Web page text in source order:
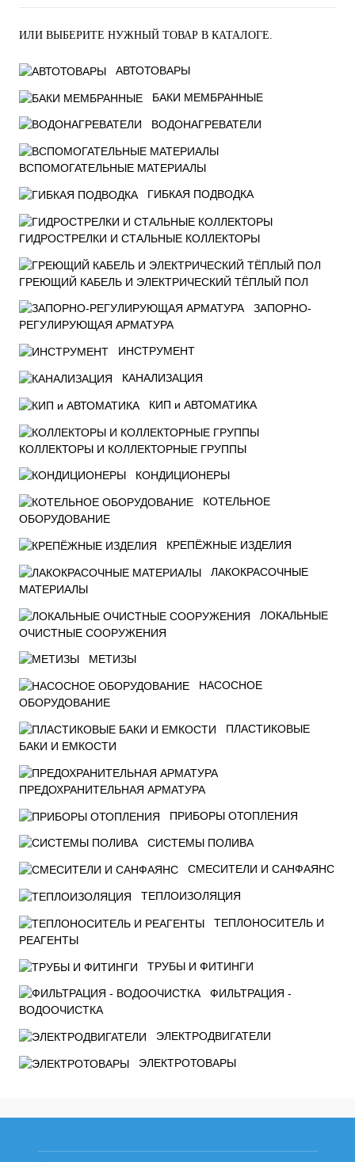
ИЛИ ВЫБЕРИТЕ НУЖНЫЙ ТОВАР В КАТАЛОГЕ.
АВТОТОВАРЫ
БАКИ МЕМБРАННЫЕ
ВОДОНАГРЕВАТЕЛИ
ВСПОМОГАТЕЛЬНЫЕ МАТЕРИАЛЫ
ГИБКАЯ ПОДВОДКА
ГИДРОСТРЕЛКИ И СТАЛЬНЫЕ КОЛЛЕКТОРЫ
ГРЕЮЩИЙ КАБЕЛЬ И ЭЛЕКТРИЧЕСКИЙ ТЁПЛЫЙ ПОЛ
ЗАПОРНО-
РЕГУЛИРУЮЩАЯ АРМАТУРА
ИНСТРУМЕНТ
КАНАЛИЗАЦИЯ
КИП и АВТОМАТИКА
КОЛЛЕКТОРЫ И КОЛЛЕКТОРНЫЕ ГРУППЫ
КОНДИЦИОНЕРЫ
КОТЕЛЬНОЕ
ОБОРУДОВАНИЕ
КРЕПЁЖНЫЕ ИЗДЕЛИЯ
ЛАКОКРАСОЧНЫЕ
МАТЕРИАЛЫ
ЛОКАЛЬНЫЕ
ОЧИСТНЫЕ СООРУЖЕНИЯ
МЕТИЗЫ
НАСОСНОЕ
ОБОРУДОВАНИЕ
ПЛАСТИКОВЫЕ
БАКИ И ЕМКОСТИ
ПРЕДОХРАНИТЕЛЬНАЯ АРМАТУРА
ПРИБОРЫ ОТОПЛЕНИЯ
СИСТЕМЫ ПОЛИВА
СМЕСИТЕЛИ И САНФАЯНС
ТЕПЛОИЗОЛЯЦИЯ
ТЕПЛОНОСИТЕЛЬ И
РЕАГЕНТЫ
ТРУБЫ И ФИТИНГИ
ФИЛЬТРАЦИЯ -
ВОДООЧИСТКА
ЭЛЕКТРОДВИГАТЕЛИ
ЭЛЕКТРОТОВАРЫ